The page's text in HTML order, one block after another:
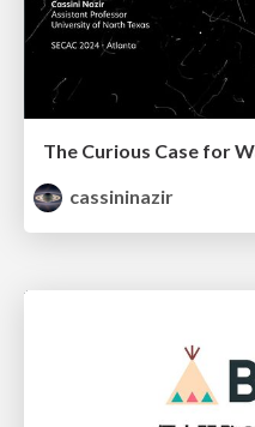
The Curious Case for
cassininazir